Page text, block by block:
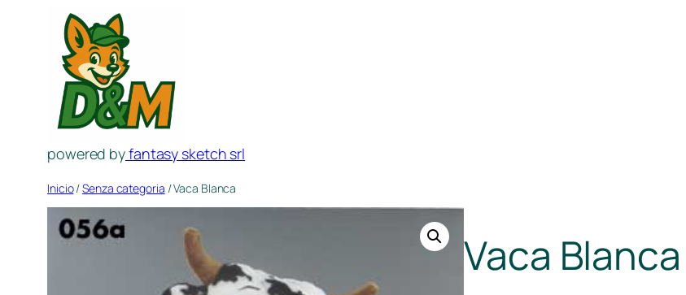
contenido
powered byfantasy sketch srl
Inicio/Senza categoria / Vaca Blanca
Vaca Blanca